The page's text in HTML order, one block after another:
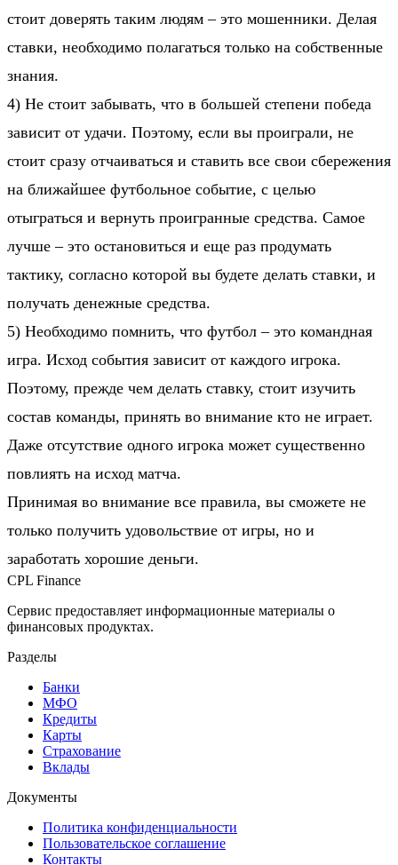
стоит доверять таким людям – это мошенники. Делая
ставки, необходимо полагаться только на собственные
знания.
4) Не стоит забывать, что в большей степени победа
зависит от удачи. Поэтому, если вы проиграли, не
стоит сразу отчаиваться и ставить все свои сбережения
на ближайшее футбольное событие, с целью
отыграться и вернуть проигранные средства. Самое
лучше – это остановиться и еще раз продумать
тактику, согласно которой вы будете делать ставки, и
получать денежные средства.
5) Необходимо помнить, что футбол – это командная
игра. Исход события зависит от каждого игрока.
Поэтому, прежде чем делать ставку, стоит изучить
состав команды, принять во внимание кто не играет.
Даже отсутствие одного игрока может существенно
повлиять на исход матча.
Принимая во внимание все правила, вы сможете не
только получить удовольствие от игры, но и
заработать хорошие деньги.
CPL Finance
Сервис предоставляет информационные материалы о
финансовых продуктах.
Разделы
Банки
МФО
Кредиты
Карты
Страхование
Вклады
Документы
Политика конфиденциальности
Пользовательское соглашение
Контакты